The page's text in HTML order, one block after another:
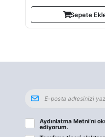
Sepete
Aydınlatma Metni’ni
ediyorum.